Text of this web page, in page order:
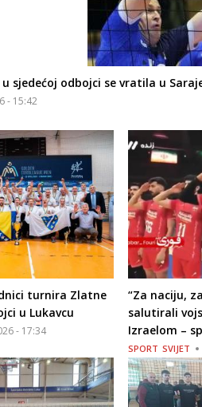
u sjedećoj odbojci se vratila u
- 15:42
turnira Zlatne
u Lukavcu
- 17:34
“Za naciju,
salutirali
Izraelom –
SPORT SVIJET